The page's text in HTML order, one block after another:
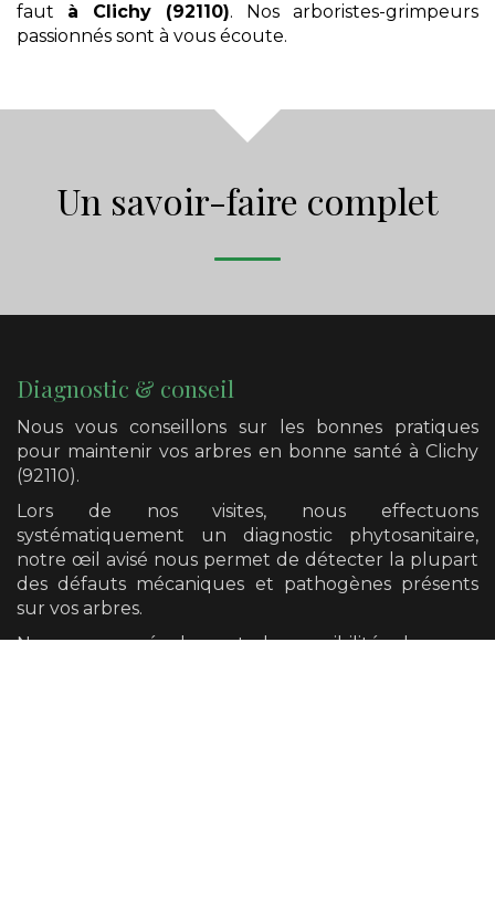
faut à Clichy (92110). Nos arboristes-grimpeurs
passionnés sont à vous écoute.
Un savoir-faire complet
Diagnostic & conseil
Nous vous conseillons sur les bonnes pratiques
pour maintenir vos arbres en bonne santé à Clichy
(92110).
Lors de nos visites, nous effectuons
systématiquement un diagnostic phytosanitaire,
notre œil avisé nous permet de détecter la plupart
des défauts mécaniques et pathogènes présents
sur vos arbres.
Nous avons également la possibilité de vous